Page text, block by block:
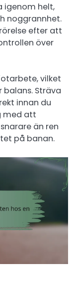
igenom helt,
noggrannhet.
efter att
över
vilket
Sträva
innan du
med att
än ren
på banan.